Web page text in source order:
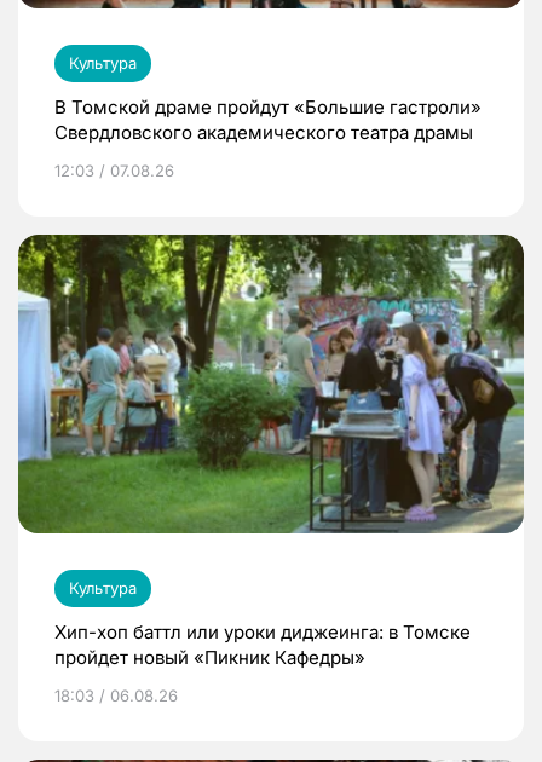
Культура
В Томской драме пройдут «Большие гастроли»
Свердловского академического театра драмы
12:03 / 07.08.26
Культура
Хип-хоп баттл или уроки диджеинга: в Томске
пройдет новый «Пикник Кафедры»
18:03 / 06.08.26